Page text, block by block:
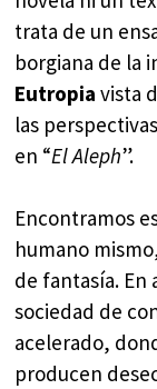
trata de un
borgiana de la
Eutropia vista
las
en “El Aleph”.
Encontramos
humano
de fantasía.
sociedad de
acelerado,
producen